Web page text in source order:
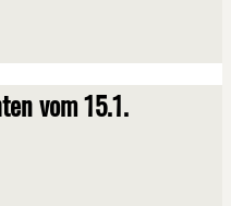
vom 15.1.